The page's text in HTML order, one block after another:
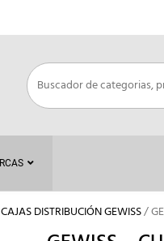
CAJAS DISTRIBUCIÓN GEWISS/